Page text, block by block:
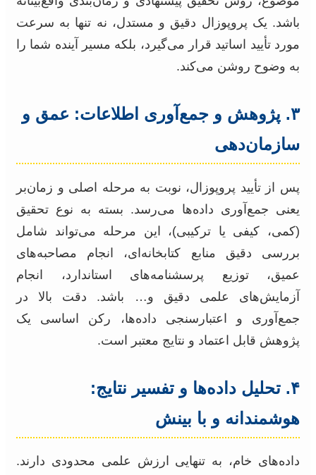
باشد. یک پروپوزال دقیق و مستدل، نه تنها به سرعت
مورد تأیید اساتید قرار می‌گیرد، بلکه مسیر آینده شما را
به وضوح روشن می‌کند.
۳. پژوهش و جمع‌آوری اطلاعات: عمق و
سازمان‌دهی
پس از تأیید پروپوزال، نوبت به مرحله اصلی و زمان‌بر
یعنی جمع‌آوری داده‌ها می‌رسد. بسته به نوع تحقیق
(کمی، کیفی یا ترکیبی)، این مرحله می‌تواند شامل
بررسی دقیق منابع کتابخانه‌ای، انجام مصاحبه‌های
عمیق، توزیع پرسشنامه‌های استاندارد، انجام
آزمایش‌های علمی دقیق و… باشد. دقت بالا در
جمع‌آوری و اعتبارسنجی داده‌ها، رکن اساسی یک
پژوهش قابل اعتماد و نتایج معتبر است.
۴. تحلیل داده‌ها و تفسیر نتایج:
هوشمندانه و با بینش
داده‌های خام، به تنهایی ارزش علمی محدودی دارند.